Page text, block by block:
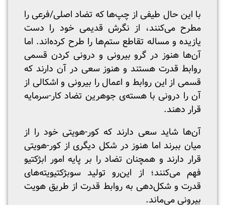
با این حال طیفی از چپ‌ها که تضاد اصلی/فرعی را
مطرح می‌کنند، از نگرش قدیمی خود را دست
یازیده و مساله تقاطع ستم‌ها را طرح کرده‌اند. اما
آن‌ها هنوز در گرو بیرونی و درونی کردن قسمی
روابط قدرت هستند و هنوز سعی در آن دارند که
قسمی از این روابط و اعمال را بیرونی و اشکالی از
آن را درونی با هسته‌ی‌ جوهرین تضاد کار-سرمایه
قرار دهند.
آن‌ها شاید سعی دارند که کور-هویتی خود را از
میان ببرند اما هنوز در شکل دیگری از کور-هویتی
قرار دارند و همچنان تضاد را بر پایه امور ابژکتیو
فهم می‌کنند؛ از این‌رو تولید سوبژکتیویته‌های
قدرت و شکل‌دهی به روابط قدرت از طریق هویت
بیرونی می‌ماند.